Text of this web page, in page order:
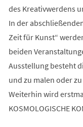
des Kreativwerdens
In der
Zeit für Kunst“
beiden
Ausstellung besteht
und zu malen oder
Weiterhin wird
KOSMOLOGISCHE